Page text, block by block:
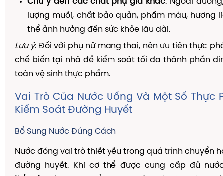
Chú ý đến các chất phụ gia khác: Ngoài
lượng muối, chất bảo quản, phẩm màu, hương
thể ảnh hưởng đến sức khỏe lâu dài.
Lưu ý: Đối với phụ nữ mang thai, nên ưu tiên thực
chế biến tại nhà để kiểm soát tối đa thành phần
toàn vệ sinh thực phẩm.
Vai Trò Của Nước Uống Và Một Số Thực
Kiểm Soát Đường Huyết
Bổ Sung Nước Đúng Cách
Nước đóng vai trò thiết yếu trong quá trình chuyển
đường huyết. Khi cơ thể được cung cấp đủ